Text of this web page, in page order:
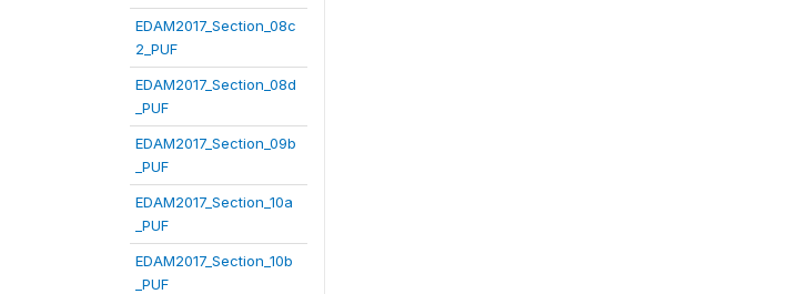
EDAM2017_Section_08c
2_PUF
EDAM2017_Section_08d
_PUF
EDAM2017_Section_09b
_PUF
EDAM2017_Section_10a
_PUF
EDAM2017_Section_10b
_PUF